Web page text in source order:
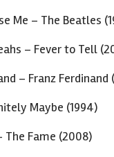
Me – The Beatles
– Fever to Tell
– Franz Ferdinand
Maybe (1994)
The Fame (2008)